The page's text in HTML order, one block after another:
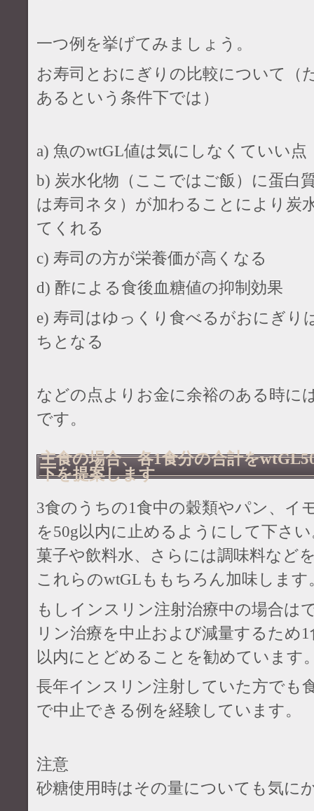
一つ例を挙げてみましょう。
お寿司とおにぎりの比較について（
あるという条件下では）
a) 魚のwtGL値は気にしなくていい点
b) 炭水化物（ここではご飯）に蛋白
は寿司ネタ）が加わることにより炭
てくれる
c) 寿司の方が栄養価が高くなる
d) 酢による食後血糖値の抑制効果
e) 寿司はゆっくり食べるがおにぎり
ちとなる
などの点よりお金に余裕のある時に
です。
主食の場合、各1食分の合計を
下を提案します
3食のうちの1食中の穀類やパン、イ
を50g以内に止めるようにして下さ
菓子や飲料水、さらには調味料など
これらのwtGLももちろん加味します
もしインスリン注射治療中の場合は
リン治療を中止および減量するため
以内にとどめることを勧めています
長年インスリン注射していた方でも
で中止できる例を経験しています。
注意
砂糖使用時はその量についても気に